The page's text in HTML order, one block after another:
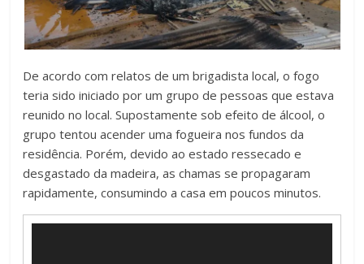
De acordo com relatos de um brigadista local, o fogo
teria sido iniciado por um grupo de pessoas que estava
reunido no local. Supostamente sob efeito de álcool, o
grupo tentou acender uma fogueira nos fundos da
residência. Porém, devido ao estado ressecado e
desgastado da madeira, as chamas se propagaram
rapidamente, consumindo a casa em poucos minutos.